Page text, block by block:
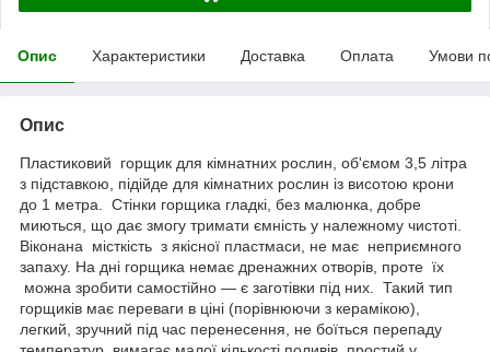
Опис Характеристики Доставка Оплата Умови
Опис
Пластиковий горщик для кімнатних рослин, об'ємом 3,5 літра
з підставкою, підійде для кімнатних рослин із висотою крони
до 1 метра. Стінки горщика гладкі, без малюнка, добре
миються, що дає змогу тримати ємність у належному чистоті.
Віконана місткість з якісної пластмаси, не має неприємного
запаху. На дні горщика немає дренажних отворів, проте їх
можна зробити самостійно — є заготівки під них. Такий тип
горщиків має переваги в ціні (порівнюючи з керамікою),
легкий, зручний під час перенесення, не боїться перепаду